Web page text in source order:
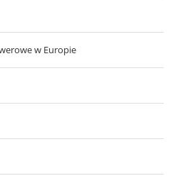
w Europie